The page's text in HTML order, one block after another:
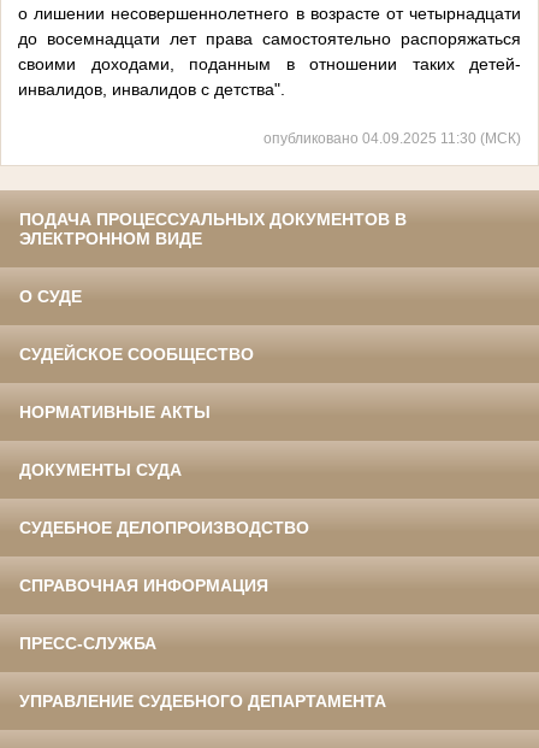
о лишении несовершеннолетнего в возрасте от четырнадцати
до восемнадцати лет права самостоятельно распоряжаться
своими доходами, поданным в отношении таких детей-
инвалидов, инвалидов с детства".
опубликовано 04.09.2025 11:30 (МСК)
ПОДАЧА ПРОЦЕССУАЛЬНЫХ ДОКУМЕНТОВ В
ЭЛЕКТРОННОМ ВИДЕ
О СУДЕ
СУДЕЙСКОЕ СООБЩЕСТВО
НОРМАТИВНЫЕ АКТЫ
ДОКУМЕНТЫ СУДА
СУДЕБНОЕ ДЕЛОПРОИЗВОДСТВО
СПРАВОЧНАЯ ИНФОРМАЦИЯ
ПРЕСС-СЛУЖБА
УПРАВЛЕНИЕ СУДЕБНОГО ДЕПАРТАМЕНТА